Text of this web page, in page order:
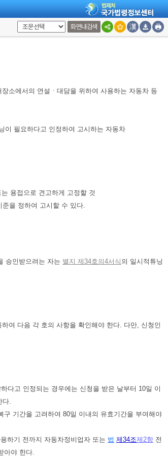
화면내검색
한 자에게 발급해야 한다.
소에서의 연설ㆍ대담을 위하여 사용하는 자동차 등
이 필요하다고 인정하여 고시하는 자동차
용접으로 견고하게 고정할 것
을 정하여 고시할 수 있다.
승인받으려는 자는 별지 제34호의4서식 의 일시적튜닝
여 다음 각 호의 사항을 확인해야 한다. 다만, 신청인
다고 인정되는 경우에는 신청을 받은 날부터 10일 이
다.
기간을 고려하여 80일 이내의 유효기간을 부여해야
하기 전까지 자동차정비업자 또는 법 제34조제2항 전
아야 한다.